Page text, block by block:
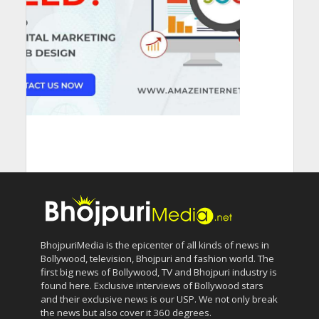
BhojpuriMedia is the epicenter of all kinds of news in
Bollywood, television, Bhojpuri and fashion world. The
first big news of Bollywood, TV and Bhojpuri industry is
found here. Exclusive interviews of Bollywood stars
and their exclusive news is our USP. We not only break
the news but also cover it 360 degrees.